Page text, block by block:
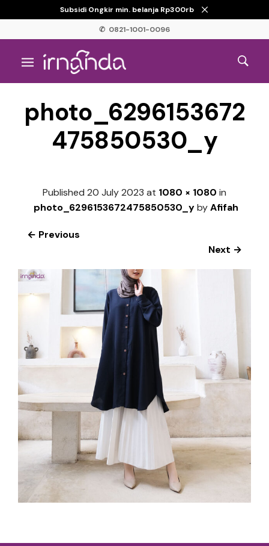
Subsidi Ongkir min. belanja Rp300rb
✆ 0821-1001-0096
photo_6296153672
475850530_y
Published 20 July 2023 at 1080 × 1080 in
photo_6296153672475850530_ybyAfifah
← Previous
Next →